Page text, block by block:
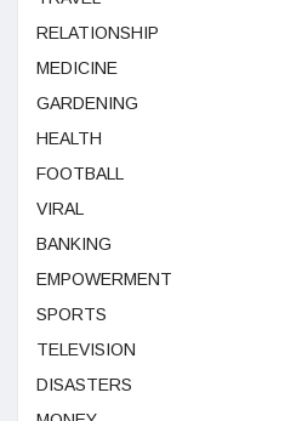
RELATIONSHIP
MEDICINE
GARDENING
HEALTH
FOOTBALL
VIRAL
BANKING
EMPOWERMENT
SPORTS
TELEVISION
DISASTERS